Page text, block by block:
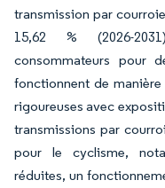
transmission par
15,62 % (2026-
consommateurs pour
fonctionnent de
rigoureuses avec
transmissions par
pour le cyclisme,
réduites, un